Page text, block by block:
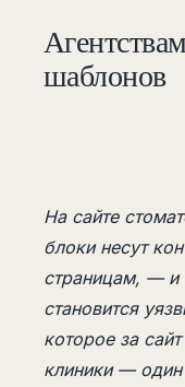
шаблонов
На сайте
блоки несут
страницам, — и
становится
которое за
клиники —